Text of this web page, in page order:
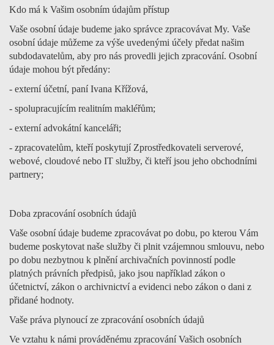
Kdo má k Vašim osobním údajům přístup
Vaše osobní údaje budeme jako správce zpracovávat My. Vaše
osobní údaje můžeme za výše uvedenými účely předat našim
subdodavatelům, aby pro nás provedli jejich zpracování. Osobní
údaje mohou být předány:
- externí účetní, paní Ivana Křížová,
- spolupracujícím realitním makléřům;
- externí advokátní kanceláři;
- zpracovatelům, kteří poskytují Zprostředkovateli serverové,
webové, cloudové nebo IT služby, či kteří jsou jeho obchodními
partnery;
Doba zpracování osobních údajů
Vaše osobní údaje budeme zpracovávat po dobu, po kterou Vám
budeme poskytovat naše služby či plnit vzájemnou smlouvu, nebo
po dobu nezbytnou k plnění archivačních povinností podle
platných právních předpisů, jako jsou například zákon o
účetnictví, zákon o archivnictví a evidenci nebo zákon o dani z
přidané hodnoty.
Vaše práva plynoucí ze zpracování osobních údajů
Ve vztahu k námi prováděnému zpracování Vašich osobních